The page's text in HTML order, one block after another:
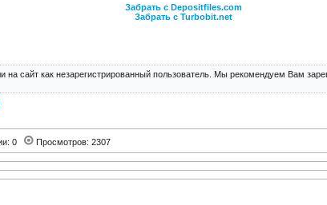
Забрать с Depositfiles.com
Забрать с Turbobit.net
сайт как незарегистрированный пользователь. Мы рекомендуем Вам
0 Просмотров: 2307